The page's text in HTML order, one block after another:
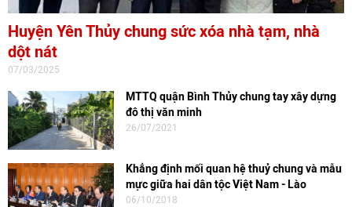
Huyện Yên Thủy chung sức xóa nhà tạm, nhà
dột nát
07/03/2025
MTTQ quận Bình Thủy chung tay xây dựng
đô thị văn minh
26/07/2021
Khẳng định mối quan hệ thuỷ chung và mẫu
mực giữa hai dân tộc Việt Nam - Lào
06/10/2018